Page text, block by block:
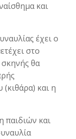
και
έχει ο
στο
θα
και η
παιδιών και